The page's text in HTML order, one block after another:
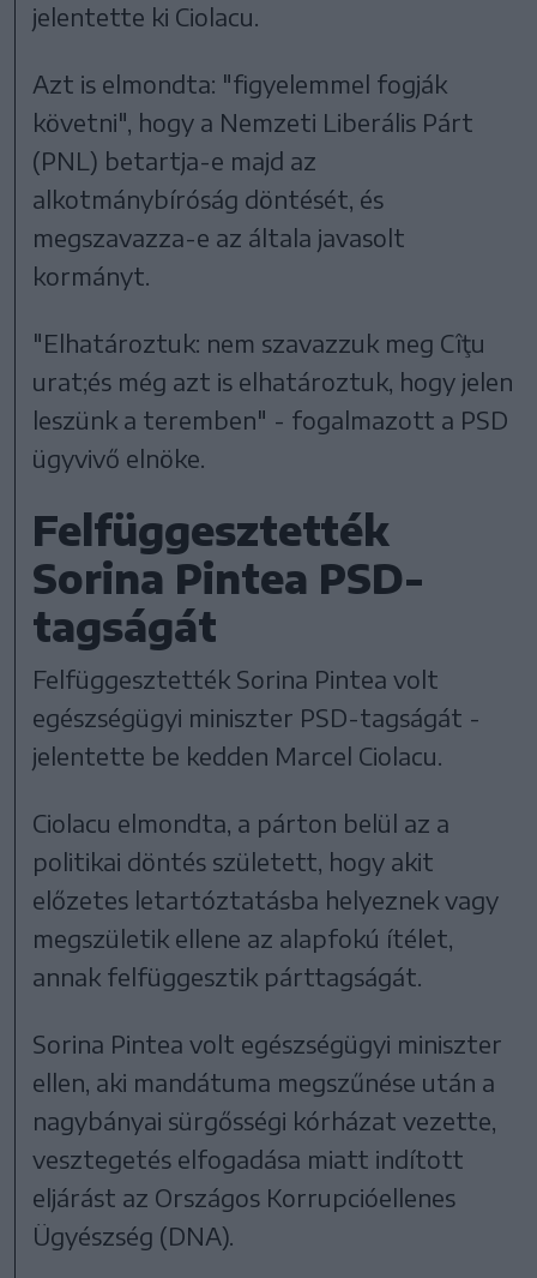
jelentette ki Ciolacu.
Azt is elmondta: "figyelemmel fogják
követni", hogy a Nemzeti Liberális Párt
(PNL) betartja-e majd az
alkotmánybíróság döntését, és
megszavazza-e az általa javasolt
kormányt.
"Elhatároztuk: nem szavazzuk meg Cîţu
urat;és még azt is elhatároztuk, hogy jelen
leszünk a teremben" - fogalmazott a PSD
ügyvivő elnöke.
Felfüggesztették
Sorina Pintea PSD-
tagságát
Felfüggesztették Sorina Pintea volt
egészségügyi miniszter PSD-tagságát -
jelentette be kedden Marcel Ciolacu.
Ciolacu elmondta, a párton belül az a
politikai döntés született, hogy akit
előzetes letartóztatásba helyeznek vagy
megszületik ellene az alapfokú ítélet,
annak felfüggesztik párttagságát.
Sorina Pintea volt egészségügyi miniszter
ellen, aki mandátuma megszűnése után a
nagybányai sürgősségi kórházat vezette,
vesztegetés elfogadása miatt indított
eljárást az Országos Korrupcióellenes
Ügyészség (DNA).